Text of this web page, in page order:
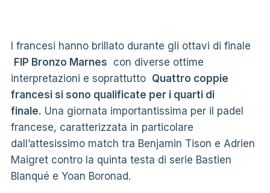
I francesi hanno brillato durante gli ottavi di finale
FIP Bronzo Marnes con diverse ottime
interpretazioni e soprattutto Quattro coppie
francesi si sono qualificate per i quarti di
finale. Una giornata importantissima per il padel
francese, caratterizzata in particolare
dall’attesissimo match tra Benjamin Tison e Adrien
Maigret contro la quinta testa di serie Bastien
Blanqué e Yoan Boronad.